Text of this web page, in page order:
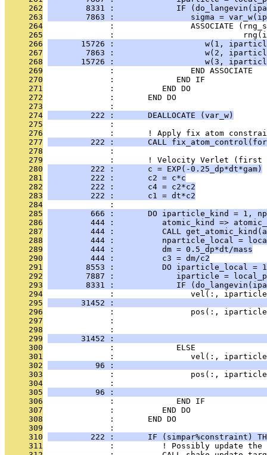
     262
8331 :             IF
     263
7863 :                sigma =
     264
:                ASSOCIATE
     265
:
     266
15726 :                   w(1,
     267
7863 :                   w(2,
     268
15726 :                   w(3,
     269
              :                END ASSOCIATE
     270
              :             END IF
     271
              :          END DO
     272
              :       END DO
     273
              :
     274
         222 :       DEALLOCATE (var_w)
     275
              :
     276
:       ! Apply fix atom
     277
222 :       CALL
     278
              :
     279
:       ! Velocity Verlet (first
     280
         222 :       c = EXP(-0.25_dp*dt*gam)
     281
         222 :       c2 = c*c
     282
         222 :       c4 = c2*c2
     283
         222 :       c1 = dt*c2
     284
              :
     285
666 :       DO iparticle_kind = 1,
     286
444 :          atomic_kind =>
     287
444 :          CALL
     288
444 :          nparticle_local =
     289
         444 :          dm = 0.5_dp*dt/mass
     290
         444 :          c3 = dm/c2
     291
8553 :          DO iparticle_local =
     292
7887 :             iparticle =
     293
8331 :             IF
     294
:                vel(:,
     295
31452 :
     296
:                pos(:,
     297
:
     298
:
     299
31452 :
     300
              :             ELSE
     301
:                vel(:,
     302
96 :
     303
:                pos(:,
     304
:
     305
96 :
     306
              :             END IF
     307
              :          END DO
     308
              :       END DO
     309
              :
     310
222 :       IF (simpar%constraint)
     311
:          ! Possibly update the